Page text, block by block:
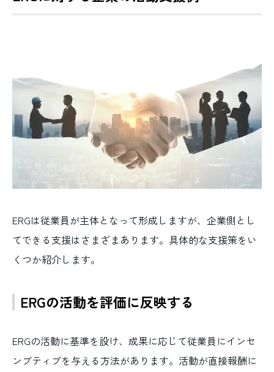
ERGは従業員が主体となって形成しますが、企業側とし
てできる支援はさまざまあります。具体的な支援策をい
くつか紹介します。
ERGの活動を評価に反映する
ERGの活動に基準を設け、成果に応じて従業員にインセ
ンブティブを与える方法があります。活動が直接報酬に